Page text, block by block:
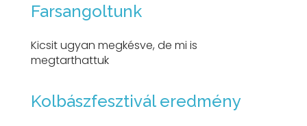
Farsangoltunk
Kicsit ugyan megkésve, de mi is
megtarthattuk
Kolbászfesztivál eredmény